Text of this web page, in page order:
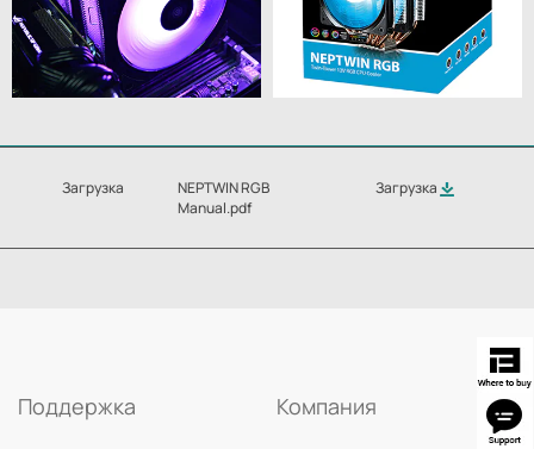
Загрузка
NEPTWIN RGB
Manual.pdf
Загрузка
Поддержка Компания